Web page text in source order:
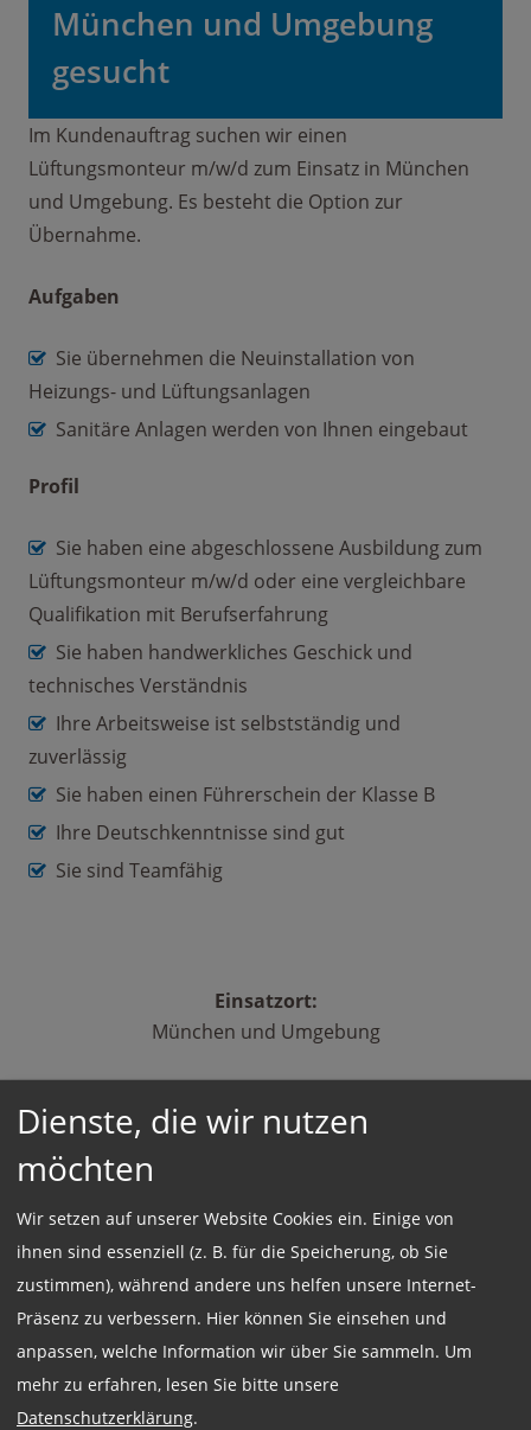
München und Umgebung
gesucht
Im Kundenauftrag suchen wir einen
Lüftungsmonteur m/w/d zum Einsatz in München
und Umgebung. Es besteht die Option zur
Übernahme.
Aufgaben
Sie übernehmen die Neuinstallation von
Heizungs- und Lüftungsanlagen
Sanitäre Anlagen werden von Ihnen eingebaut
Profil
Sie haben eine abgeschlossene Ausbildung zum
Lüftungsmonteur m/w/d oder eine vergleichbare
Qualifikation mit Berufserfahrung
Sie haben handwerkliches Geschick und
technisches Verständnis
Ihre Arbeitsweise ist selbstständig und
zuverlässig
Sie haben einen Führerschein der Klasse B
Ihre Deutschkenntnisse sind gut
Sie sind Teamfähig
Einsatzort:
München und Umgebung
Beschäftigungsart:
Jetzt online Bewerben
Weitere Jobs
Dienste, die wir nutzen
möchten
Wir setzen auf unserer Website Cookies ein. Einige von
ihnen sind essenziell (z. B. für die Speicherung, ob Sie
zustimmen), während andere uns helfen unsere Internet-
Präsenz zu verbessern. Hier können Sie einsehen und
anpassen, welche Information wir über Sie sammeln. Um
mehr zu erfahren, lesen Sie bitte unsere
Datenschutzerklärung.